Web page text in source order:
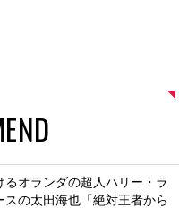
オランダの超人ハリー・ラ
の太田海也「絶対王者から